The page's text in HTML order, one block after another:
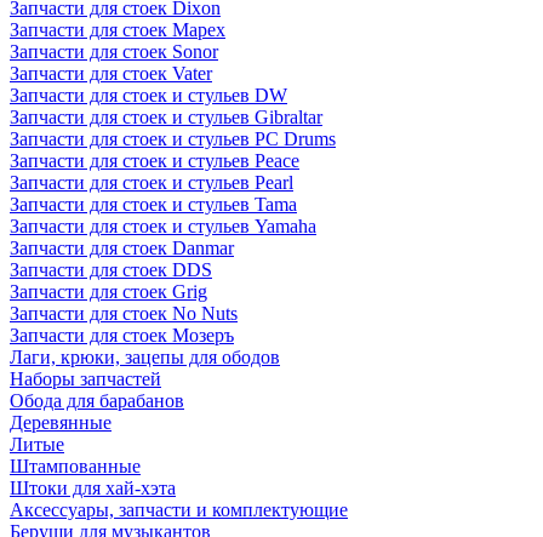
Запчасти для стоек Dixon
Запчасти для стоек Mapex
Запчасти для стоек Sonor
Запчасти для стоек Vater
Запчасти для стоек и стульев DW
Запчасти для стоек и стульев Gibraltar
Запчасти для стоек и стульев PC Drums
Запчасти для стоек и стульев Peace
Запчасти для стоек и стульев Pearl
Запчасти для стоек и стульев Tama
Запчасти для стоек и стульев Yamaha
Запчасти для стоек Danmar
Запчасти для стоек DDS
Запчасти для стоек Grig
Запчасти для стоек No Nuts
Запчасти для стоек Мозеръ
Лаги, крюки, зацепы для ободов
Наборы запчастей
Обода для барабанов
Деревянные
Литые
Штампованные
Штоки для хай-хэта
Аксессуары, запчасти и комплектующие
Беруши для музыкантов